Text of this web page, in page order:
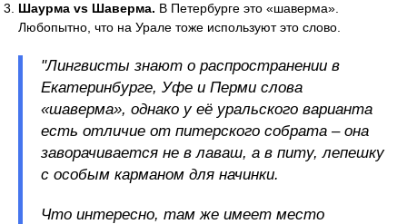
Шаурма vs Шаверма. В Петербурге это «шаверма».
Любопытно, что на Урале тоже используют это слово.
"Лингвисты знают о распространении в
Екатеринбурге, Уфе и Перми слова
«шаверма», однако у её уральского варианта
есть отличие от питерского собрата – она
заворачивается не в лаваш, а в питу, лепешку
с особым карманом для начинки.
Что интересно, там же имеет место